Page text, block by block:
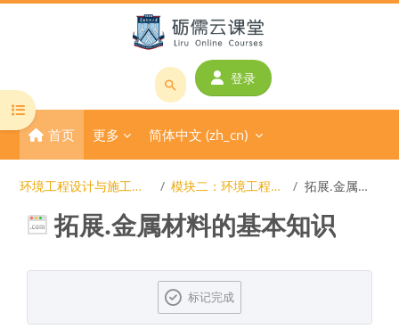
搜
课
程
或
师
称
登录
首页 更多 简体中文 ‎(zh_cn)‎
打开课程索引
环境工程设计与施工基础（202002-17级） 模块二：环境工程设备选型的基础知识 拓展.金属材料的基本知识
拓展.金属材料的基本知识
标记完成